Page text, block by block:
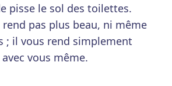
pisse le sol des toilettes.
rend pas plus beau, ni même
; il vous rend simplement
vous même.